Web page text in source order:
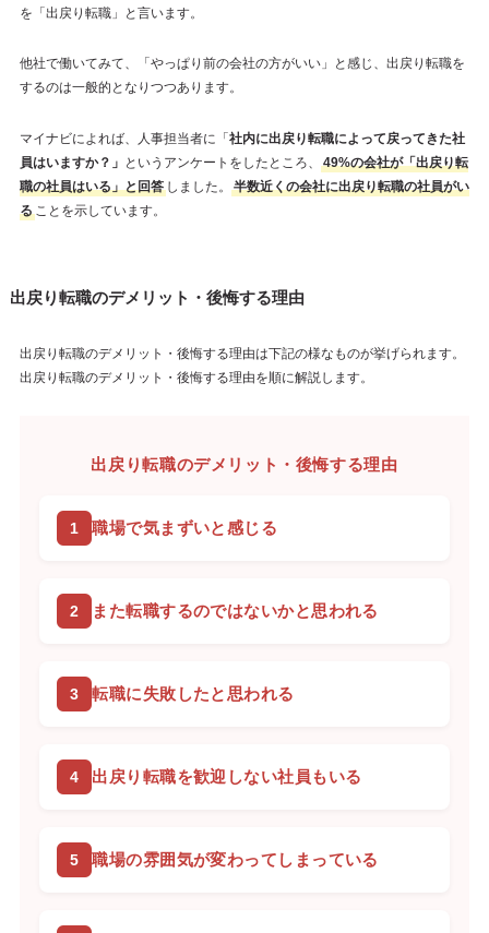
を「出戻り転職」と言います。
他社で働いてみて、「やっぱり前の会社の方がいい」と感じ、出戻り転職を
するのは一般的となりつつあります。
マイナビによれば、人事担当者に「 社内に出戻り転職によって戻ってきた社
員はいますか？」 というアンケートをしたところ、
49%の会社が「出戻り転
職の社員はいる」と回答しました。
半数近くの会社に出戻り転職の社員がい
ることを示しています。
出戻り転職のデメリット・後悔する理由
出戻り転職のデメリット・後悔する理由は下記の様なものが挙げられます。
出戻り転職のデメリット・後悔する理由を順に解説します。
出戻り転職のデメリット・後悔する理由
職場で気まずいと感じる
また転職するのではないかと思われる
転職に失敗したと思われる
出戻り転職を歓迎しない社員もいる
職場の雰囲気が変わってしまっている